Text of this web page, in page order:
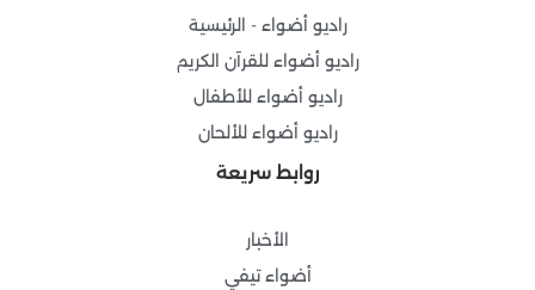
m
a
m
k
-
fراديو أضواء - الرئيسية
راديو أضواء للقرآن الكريم
راديو أضواء للأطفال
راديو أضواء للألحان
الأخبار